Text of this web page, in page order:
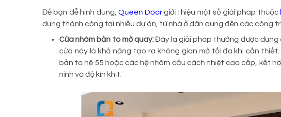
Để bạn dễ hình dung,Queen Door giới thiệu một số giải pháp thuộc
dụng thành công tại nhiều dự án, từ nhà ở dân dụng đến các công
Cửa nhôm bản to mở quay:Đây là giải pháp thường được dùng
cửa này là khả năng tạo ra không gian mở tối đa khi cần
bản to hệ 55 hoặc các hệ nhôm cầu cách nhiệt cao cấp, kết
ninh và độ kín khít.